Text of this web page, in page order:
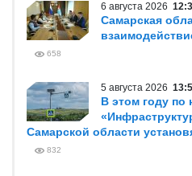
6 августа 2026
Самарская
658
5 августа 2026
В этом году по
Самарской области
832